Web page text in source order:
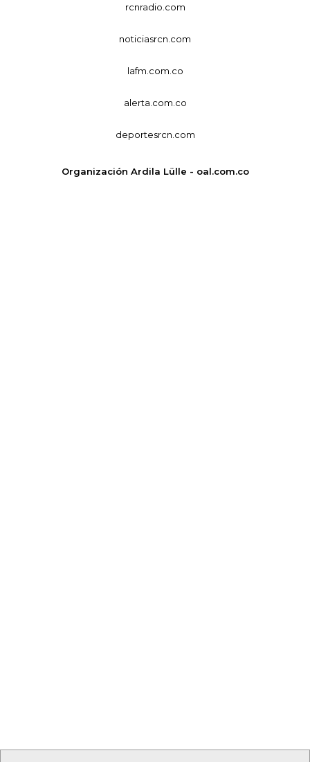
rcnradio.com
noticiasrcn.com
lafm.com.co
alerta.com.co
deportesrcn.com
Organización Ardila Lülle - oal.com.co